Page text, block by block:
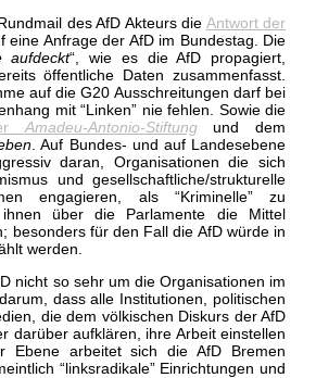
des AfD Akteurs die Antwort der
eine Anfrage der AfD im Bundestag. Die
aufdeckt“, wie es die AfD propagiert,
öffentliche Daten zusammenfasst.
auf die G20 Ausschreitungen darf bei
mit “Linken” nie fehlen. Sowie die
Amadeu-Antonio-Stiftungund dem
. Auf Bundes- und auf Landesebene
daran, Organisationen die sich
und gesellschaftliche/strukturelle
engagieren, als “Kriminelle” zu
über die Parlamente die Mittel
besonders für den Fall die AfD würde in
werden.
nicht so sehr um die Organisationen im
dass alle Institutionen, politischen
die dem völkischen Diskurs der AfD
darüber aufklären, ihre Arbeit einstellen
Ebene arbeitet sich die AfD Bremen
“linksradikale” Einrichtungen und